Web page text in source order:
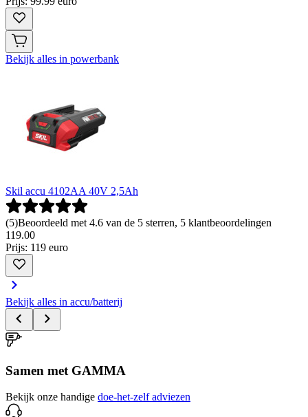
Bekijk alles in powerbank
Skil accu 4102AA 40V 2,5Ah
(5)Beoordeeld met 4.6 van de 5 sterren, 5 klantbeoordelingen
119.00
Prijs: 119 euro
Bekijk alles in accu/batterij
Samen met GAMMA
Bekijk onze handige doe-het-zelf adviezen